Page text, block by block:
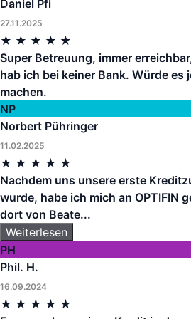
Daniel Pfi
27.11.2025
★ ★ ★ ★ ★
Super Betreuung, immer
hab ich bei keiner Bank. Würde es
machen.
NP
Norbert Pühringer
11.02.2025
★ ★ ★ ★ ★
Nachdem uns unsere erste
wurde, habe ich mich an OPTIFIN
dort von Beate...
Weiterlesen
PH
Phil. H.
16.09.2024
★ ★ ★ ★ ★